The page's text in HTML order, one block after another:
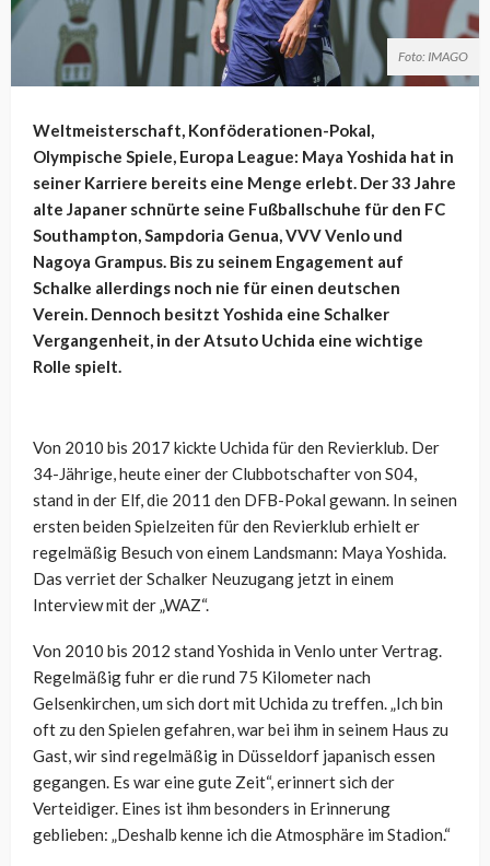
Foto: IMAGO
Weltmeisterschaft, Konföderationen-Pokal,
Olympische Spiele, Europa League: Maya Yoshida hat in
seiner Karriere bereits eine Menge erlebt. Der 33 Jahre
alte Japaner schnürte seine Fußballschuhe für den FC
Southampton, Sampdoria Genua, VVV Venlo und
Nagoya Grampus. Bis zu seinem Engagement auf
Schalke allerdings noch nie für einen deutschen
Verein. Dennoch besitzt Yoshida eine Schalker
Vergangenheit, in der Atsuto Uchida eine wichtige
Rolle spielt.
Von 2010 bis 2017 kickte Uchida für den Revierklub. Der
34-Jährige, heute einer der Clubbotschafter von S04,
stand in der Elf, die 2011 den DFB-Pokal gewann. In seinen
ersten beiden Spielzeiten für den Revierklub erhielt er
regelmäßig Besuch von einem Landsmann: Maya Yoshida.
Das verriet der Schalker Neuzugang jetzt in einem
Interview mit der „WAZ“.
Von 2010 bis 2012 stand Yoshida in Venlo unter Vertrag.
Regelmäßig fuhr er die rund 75 Kilometer nach
Gelsenkirchen, um sich dort mit Uchida zu treffen. „Ich bin
oft zu den Spielen gefahren, war bei ihm in seinem Haus zu
Gast, wir sind regelmäßig in Düsseldorf japanisch essen
gegangen. Es war eine gute Zeit“, erinnert sich der
Verteidiger. Eines ist ihm besonders in Erinnerung
geblieben: „Deshalb kenne ich die Atmosphäre im Stadion.“